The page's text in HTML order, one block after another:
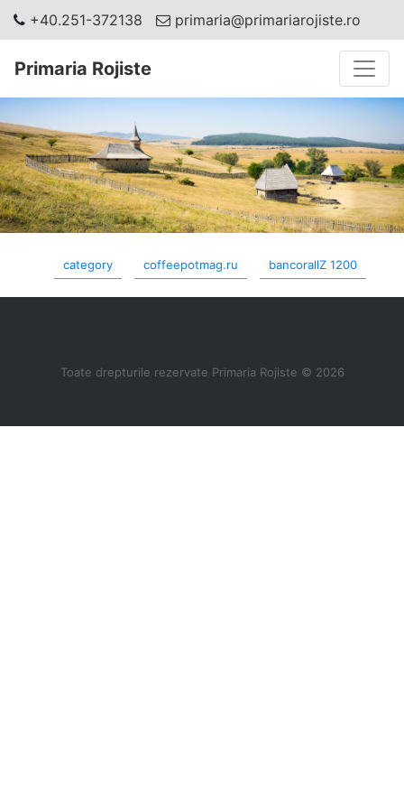
+40.251-372138 primaria@primariarojiste.ro
Primaria Rojiste
category coffeepotmag.ru bancorallZ 1200
Toate drepturile rezervate Primaria Rojiste © 2026